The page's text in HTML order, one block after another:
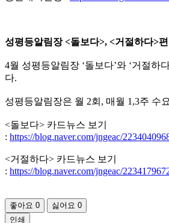
성평등알림장<돌보다>, <거절하다>
4월 성평등알림장 ‘돌보다’와 ‘거절하
다.
성평등알림장은 월 2회, 매월 1,3주 수
<돌보다> 카드뉴스 보기
: https://blog.naver.com/jngeac/
<거절하다> 카드뉴스 보기
: https://blog.naver.com/jngeac/
좋아요 0 싫어요 0
인쇄